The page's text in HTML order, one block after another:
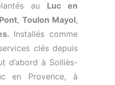
au Luc en
, Toulon Mayol,
Installés comme
clés depuis
d’abord à Solliès-
en Provence, à